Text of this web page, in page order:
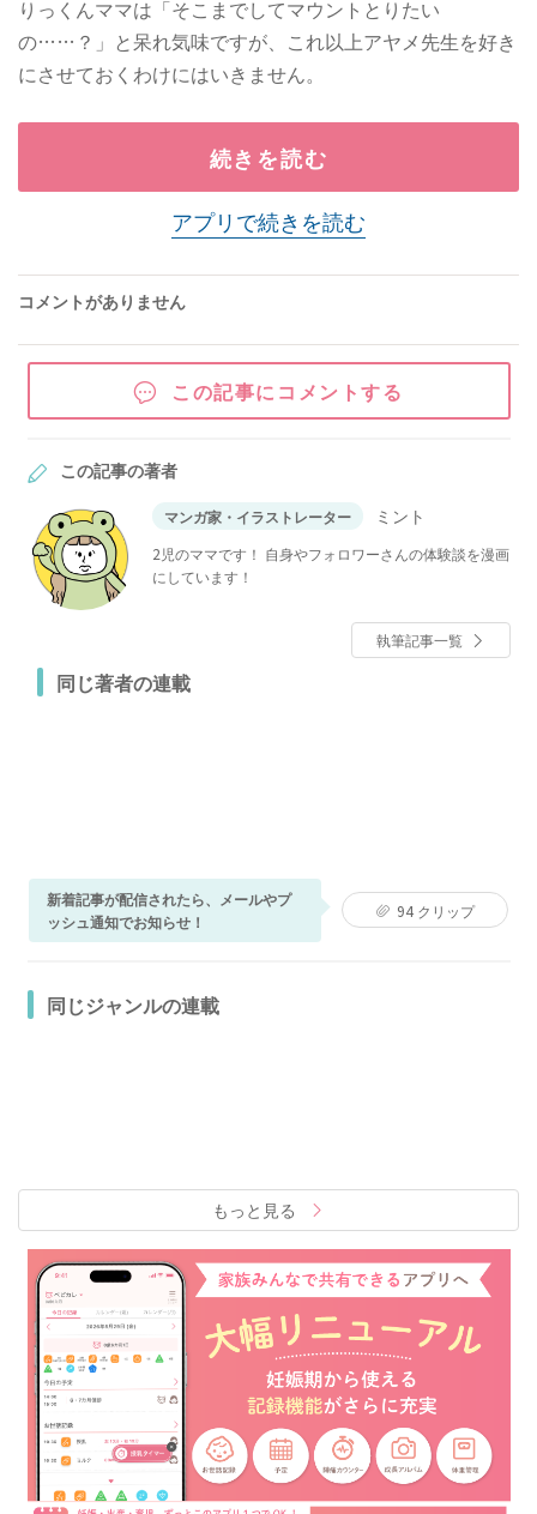
りっくんママは「そこまでしてマウントとりたい
の……？」と呆れ気味ですが、これ以上アヤメ先生を好き
にさせておくわけにはいきません。
続きを読む
アプリで続きを読む
コメントがありません
この記事にコメントする
この記事の著者
マンガ家・イラストレーター ミント
2児のママです！ 自身やフォロワーさんの体験談を漫画
にしています！
執筆記事一覧
同じ著者の連載
新着記事が配信されたら、メールやプ
ッシュ通知でお知らせ！
94クリップ
同じジャンルの連載
もっと見る